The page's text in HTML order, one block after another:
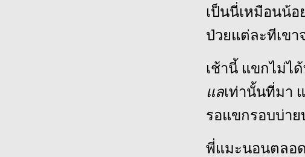
เป็นนี่เหมือนน้อ
ป่วยแต่ละทีเข
เช้านี้ แขกไม่ไ
แลเท่านั้นที่มา
รอแขกรอบบ่า
พี่แมะนอนตลอ